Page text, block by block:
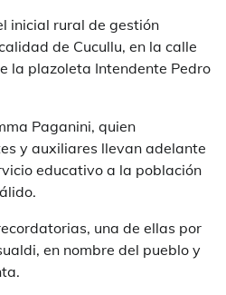
inicial rural de gestión
de Cucullu, en la calle
la plazoleta Intendente Pedro
Paganini, quien
y auxiliares llevan adelante
educativo a la población
una de ellas por
en nombre del pueblo y